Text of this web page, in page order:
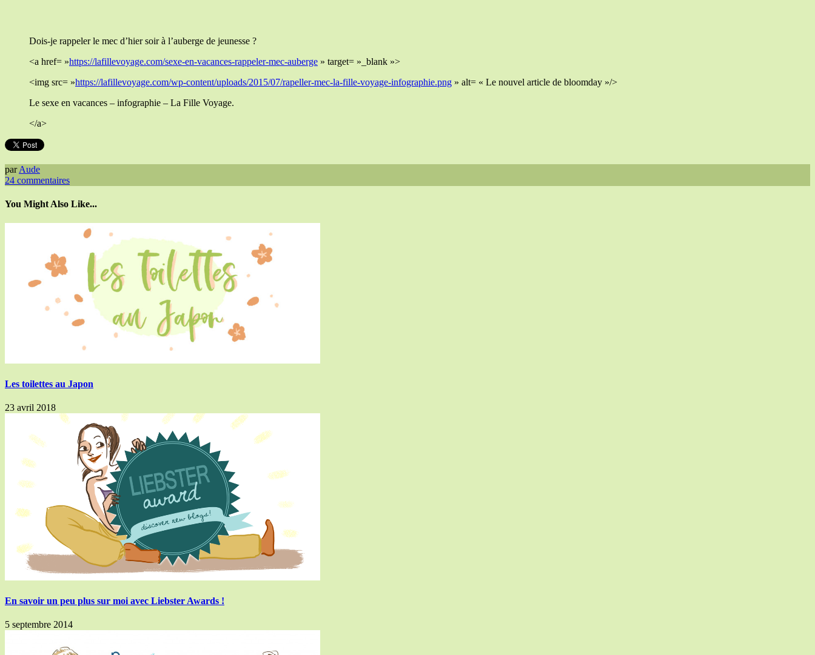
Dois-je rappeler le mec d’hier soir à l’auberge de jeunesse ?
<a href= »https://lafillevoyage.com/sexe-en-vacances-rappeler-mec-auberge » target= »_blank »>
<img src= »https://lafillevoyage.com/wp-content/uploads/2015/07/rapeller-mec-la-fille-voyage-infographie.png » alt= « Le nouvel article de bloomday »/>
Le sexe en vacances – infographie – La Fille Voyage.
</a>
par Aude
24 commentaires
You Might Also Like...
Les toilettes au Japon
23 avril 2018
En savoir un peu plus sur moi avec Liebster Awards !
5 septembre 2014